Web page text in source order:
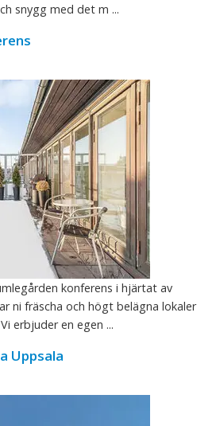
snygg med det m ...
konferens i hjärtat av
ni fräscha och högt belägna lokaler
erbjuder en egen ...
Uppsala